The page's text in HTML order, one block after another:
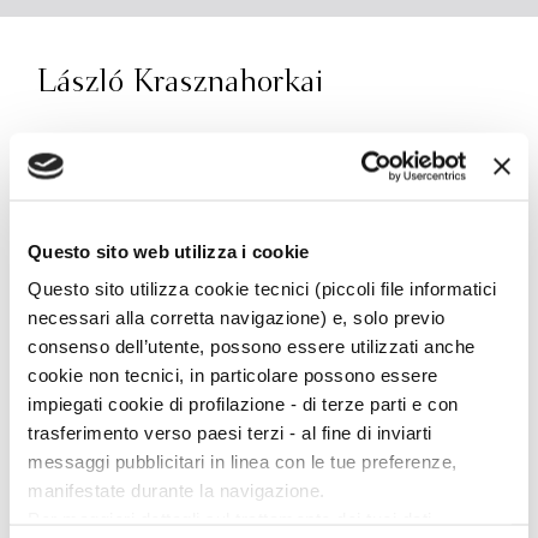
Questo sito web utilizza i cookie
Questo sito utilizza cookie tecnici (piccoli file informatici
necessari alla corretta navigazione) e, solo previo
consenso dell’utente, possono essere utilizzati anche
cookie non tecnici, in particolare possono essere
impiegati cookie di profilazione - di terze parti e con
trasferimento verso paesi terzi - al fine di inviarti
messaggi pubblicitari in linea con le tue preferenze,
manifestate durante la navigazione.
László Krasznahorkai
László Krasznahorkai è nato a Gyula, in Ungheria,
nel 1954. Autore di romanzi e raccolte di racconti,
Prize. Bompiani ha pubblicato
finalista al Premio Gregor Von Rezzori e al Premio
Strega Europeo 2017,
Melancolia della resistenza
Ritorno del Barone Wenckheim
, vincitore del
National Book Award for Translated Literature nel
2019,Guerra e guerraeSeiobo è discesa quaggiù
Scopri di più